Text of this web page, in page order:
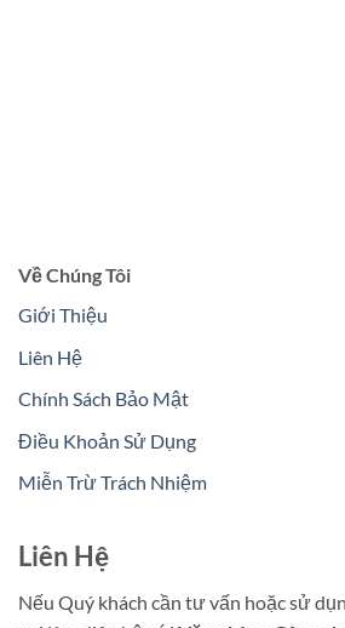
Về Chúng Tôi
Giới Thiệu
Liên Hệ
Chính Sách Bảo Mật
Điều Khoản Sử Dụng
Miễn Trừ Trách Nhiệm
Liên Hệ
Nếu Quý khách cần tư vấn hoặc sử